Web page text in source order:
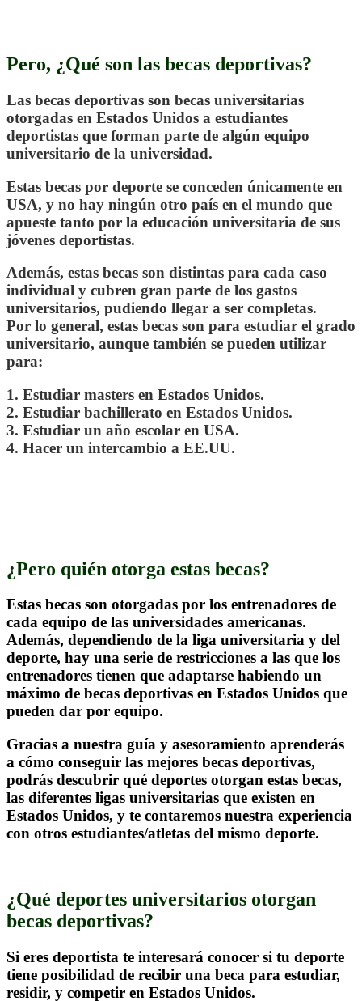
Pero, ¿Qué son las becas deportivas?
Las becas deportivas son becas universitarias
otorgadas en Estados Unidos a estudiantes
deportistas que forman parte de algún equipo
universitario de la universidad.
Estas becas por deporte se conceden únicamente en
USA, y no hay ningún otro país en el mundo que
apueste tanto por la educación universitaria de sus
jóvenes deportistas.
Además, estas becas son distintas para cada caso
individual y cubren gran parte de los gastos
universitarios, pudiendo llegar a ser completas.
Por lo general, estas becas son para estudiar el grado
universitario, aunque también se pueden utilizar
para:
1. Estudiar masters en Estados Unidos.
2. Estudiar bachillerato en Estados Unidos.
3. Estudiar un año escolar en USA.
4. Hacer un intercambio a EE.UU.
¿Pero quién otorga estas becas?
Estas becas son otorgadas por los entrenadores de
cada equipo de las universidades americanas.
Además, dependiendo de la liga universitaria y del
deporte, hay una serie de restricciones a las que los
entrenadores tienen que adaptarse habiendo un
máximo de becas deportivas en Estados Unidos que
pueden dar por equipo.
Gracias a nuestra guía y asesoramiento aprenderás
a cómo conseguir las mejores becas deportivas,
podrás descubrir qué deportes otorgan estas becas,
las diferentes ligas universitarias que existen en
Estados Unidos, y te contaremos nuestra experiencia
con otros estudiantes/atletas del mismo deporte.
¿Qué deportes universitarios otorgan
becas deportivas?
Si eres deportista te interesará conocer si tu deporte
tiene posibilidad de recibir una beca para estudiar,
residir, y competir en Estados Unidos.